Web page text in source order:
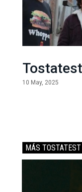
10 May, 2025
MÁS TOSTATEST